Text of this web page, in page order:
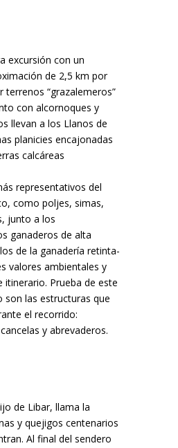
excursión con un
de 2,5 km por
“grazalemeros”
con alcornoques y
llevan a los Llanos de
planicies encajonadas
calcáreas
representativos del
como poljes, simas,
junto a los
ganaderos de alta
de la ganadería retinta-
valores ambientales y
itinerario. Prueba de este
son las estructuras que
el recorrido:
y abrevaderos.
de Libar, llama la
y quejigos centenarios
Al final del sendero